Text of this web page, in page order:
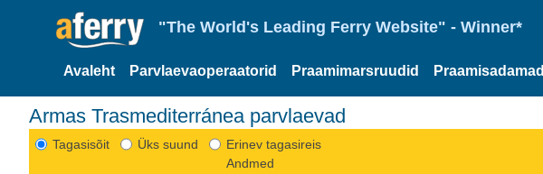
"The World's Leading Ferry Website" - Winner*
Avaleht Parvlaevaoperaatorid Praamimarsruudid Praamisadamad
Armas Trasmediterránea parvlaevad
Tagasisõit Üks suund
Erinev tagasireis
Andmed